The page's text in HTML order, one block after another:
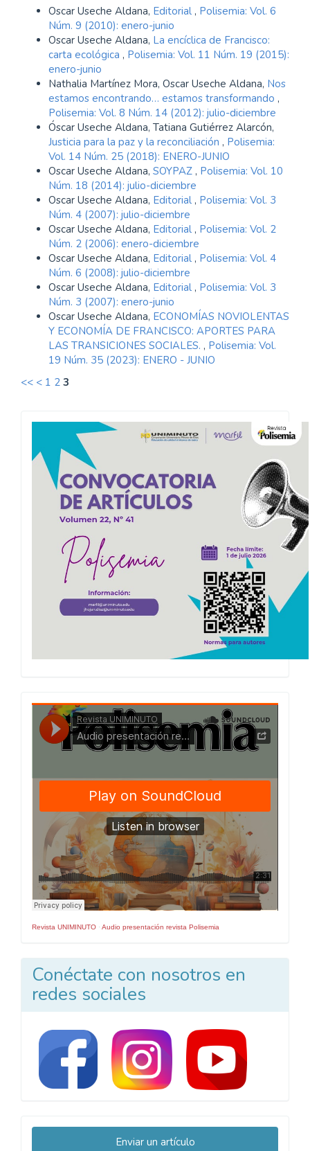
Oscar Useche Aldana, Editorial , Polisemia: Vol. 6
Núm. 9 (2010): enero-junio
Oscar Useche Aldana, La encíclica de Francisco:
carta ecológica , Polisemia: Vol. 11 Núm. 19 (2015):
enero-junio
Nathalia Martínez Mora, Oscar Useche Aldana, Nos
estamos encontrando… estamos transformando ,
Polisemia: Vol. 8 Núm. 14 (2012): julio-diciembre
Óscar Useche Aldana, Tatiana Gutiérrez Alarcón,
Justicia para la paz y la reconciliación , Polisemia:
Vol. 14 Núm. 25 (2018): ENERO-JUNIO
Oscar Useche Aldana, SOYPAZ , Polisemia: Vol. 10
Núm. 18 (2014): julio-diciembre
Oscar Useche Aldana, Editorial , Polisemia: Vol. 3
Núm. 4 (2007): julio-diciembre
Oscar Useche Aldana, Editorial , Polisemia: Vol. 2
Núm. 2 (2006): enero-diciembre
Oscar Useche Aldana, Editorial , Polisemia: Vol. 4
Núm. 6 (2008): julio-diciembre
Oscar Useche Aldana, Editorial , Polisemia: Vol. 3
Núm. 3 (2007): enero-junio
Oscar Useche Aldana, ECONOMÍAS NOVIOLENTAS
Y ECONOMÍA DE FRANCISCO: APORTES PARA
LAS TRANSICIONES SOCIALES. , Polisemia: Vol.
19 Núm. 35 (2023): ENERO - JUNIO
<< < 1 2 3
Convocatoria
Polisemia
2026
Presentacion
Numero
Revista UNIMINUTO · Audio presentación revista Polisemia
Conéctate con nosotros en
redes sociales
Enviar
Enviar un artículo